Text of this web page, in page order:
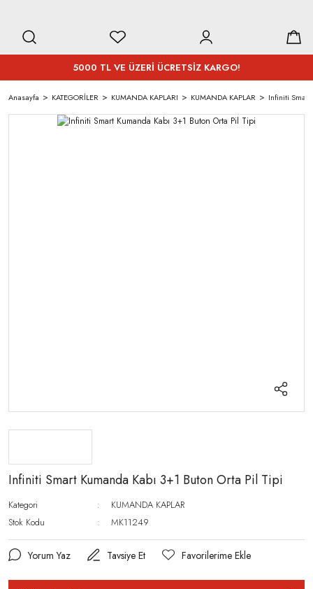
5000 TL VE ÜZERİ ÜCRETSİZ KARGO!
Anasayfa KATEGORİLER KUMANDA KAPLARI KUMANDA KAPLAR Infiniti Smart
Infiniti Smart Kumanda Kabı 3+1 Buton Orta Pil Tipi
Kategori
KUMANDA KAPLAR
Stok Kodu
MK11249
Yorum Yaz Tavsiye Et